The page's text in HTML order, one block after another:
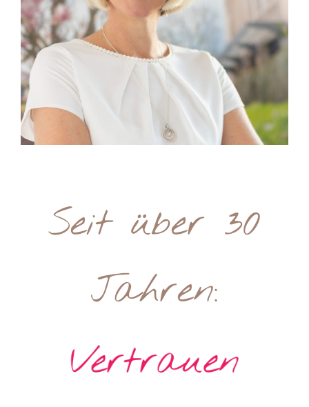
Seit über 30
Jahren: